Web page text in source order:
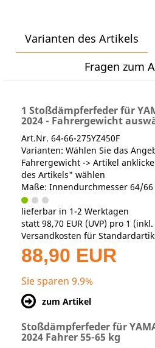
Varianten des Artikels
Fragen zum
1 Stoßdämpferfeder für
2024 - Fahrergewicht
Art.Nr. 64-66-275YZ450F
Varianten: Wählen Sie das
Fahrergewicht -> Artikel
des Artikels" wählen
Maße: Innendurchmesser 64/
lieferbar in 1-2 Werktagen
statt 98,70 EUR (UVP) pro 1
Versandkosten für
88,90 EUR
Sie sparen 9.9%
zum Artikel
Stoßdämpferfeder für
2024 Fahrer 55-65 kg